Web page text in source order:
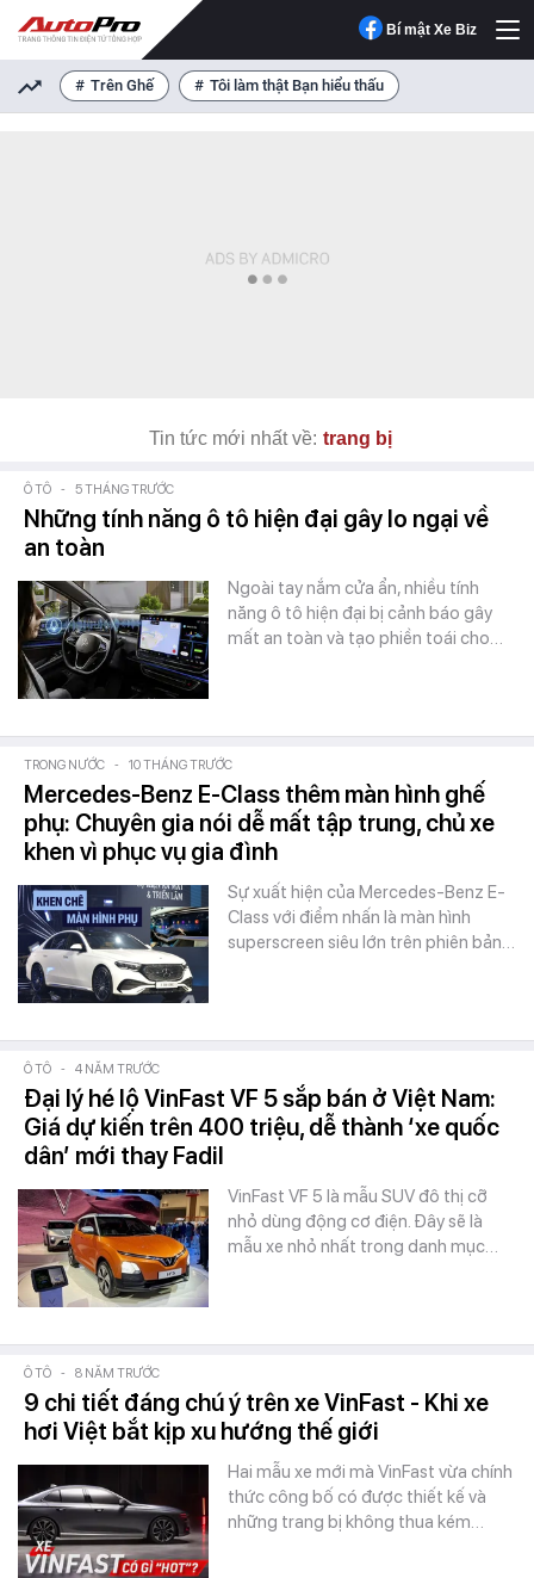
Bí mật Xe Biz
Trên Ghế Tôi làm thật Bạn hiểu thấu
Tin tức mới nhất về: trang bị
Ô TÔ - 5 THÁNG TRƯỚC
Những tính năng ô tô hiện đại gây lo ngại về
an toàn
Ngoài tay nắm cửa ẩn, nhiều tính
năng ô tô hiện đại bị cảnh báo gây
mất an toàn và tạo phiền toái cho…
TRONG NƯỚC - 10 THÁNG TRƯỚC
Mercedes-Benz E-Class thêm màn hình ghế
phụ: Chuyên gia nói dễ mất tập trung, chủ xe
khen vì phục vụ gia đình
Sự xuất hiện của Mercedes-Benz E-
Class với điểm nhấn là màn hình
superscreen siêu lớn trên phiên bản…
Ô TÔ - 4 NĂM TRƯỚC
Đại lý hé lộ VinFast VF 5 sắp bán ở Việt Nam:
Giá dự kiến trên 400 triệu, dễ thành ‘xe quốc
dân’ mới thay Fadil
VinFast VF 5 là mẫu SUV đô thị cỡ
nhỏ dùng động cơ điện. Đây sẽ là
mẫu xe nhỏ nhất trong danh mục…
Ô TÔ - 8 NĂM TRƯỚC
9 chi tiết đáng chú ý trên xe VinFast - Khi xe
hơi Việt bắt kịp xu hướng thế giới
Hai mẫu xe mới mà VinFast vừa chính
thức công bố có được thiết kế và
những trang bị không thua kém…